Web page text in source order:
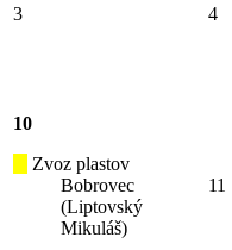
3 4
10
Zvoz plastov
Bobrovec
(Liptovský
Mikuláš)
11